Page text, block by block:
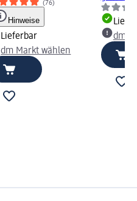
(76)
Hinweise
Lieferbar
dm Markt wählen
dm